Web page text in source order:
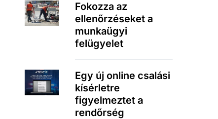
Fokozza az
ellenőrzéseket a
munkaügyi
felügyelet
Egy új online csalási
kísérletre
figyelmeztet a
rendőrség